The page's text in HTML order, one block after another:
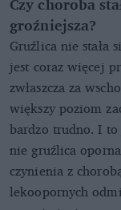
groźniejsza?
Gruźlica nie stała
jest coraz więcej
zwłaszcza za
większy poziom
bardzo trudno. I
nie gruźlica
czynienia z
lekoopornych